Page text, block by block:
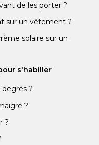
de les porter ?
sur un vêtement ?
solaire sur un
s'habiller
degrés ?
?
?